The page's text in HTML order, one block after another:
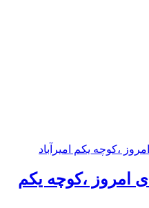
امروز ،کوچه یکم